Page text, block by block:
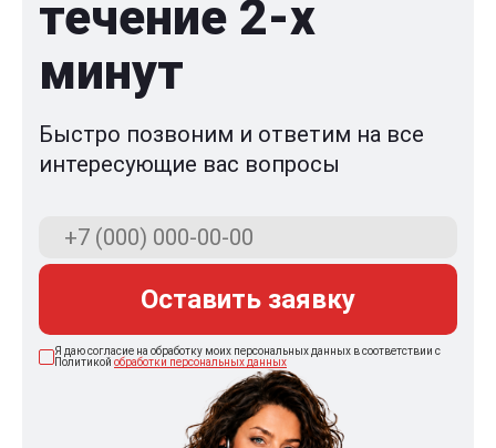
течение 2-x
минут
Быстро позвоним и ответим на все
интересующие вас вопросы
Оставить заявку
Я даю согласие на обработку моих персональных данных в соответствии с
Политикой обработки персональных данных